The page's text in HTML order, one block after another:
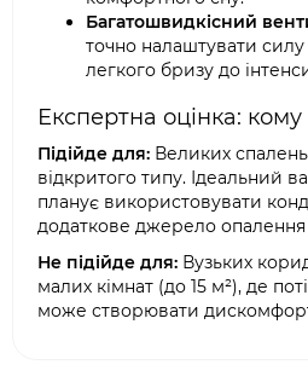
Багатошвидкісний
точно налаштувати
легкого бризу до
Експертна оцінка: кому
Підійде для: Великих
відкритого типу. Ідеальний
планує використовувати
додаткове джерело
Не підійде для: Вузьких
малих кімнат (до 15 м²), де
може створювати